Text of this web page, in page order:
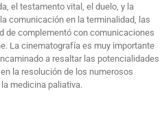
el testamento vital, el duelo, y la
comunicación en la terminalidad, las
de complementó con comunicaciones
La cinematografía es muy importante
a resaltar las potencialidades
la resolución de los numerosos
medicina paliativa.